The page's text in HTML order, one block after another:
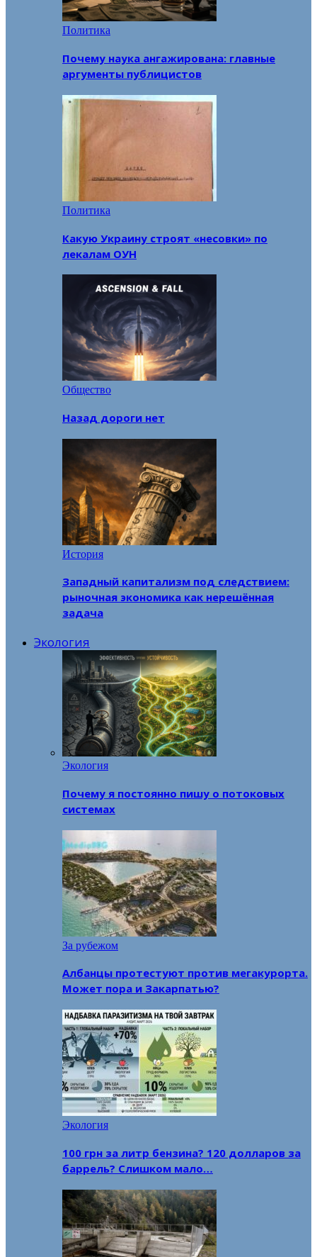
Политика
Почему наука ангажирована: главные
аргументы публицистов
Политика
Какую Украину строят «несовки» по
лекалам ОУН
Общество
Назад дороги нет
История
Западный капитализм под следствием:
рыночная экономика как нерешённая
задача
Экология
Экология
Почему я постоянно пишу о потоковых
системах
За рубежом
Албанцы протестуют против мегакурорта.
Может пора и Закарпатью?
Экология
100 грн за литр бензина? 120 долларов за
баррель? Слишком мало…